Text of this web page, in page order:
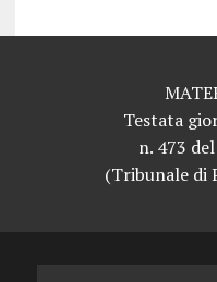
Testata
n. 473
(Tribunale di